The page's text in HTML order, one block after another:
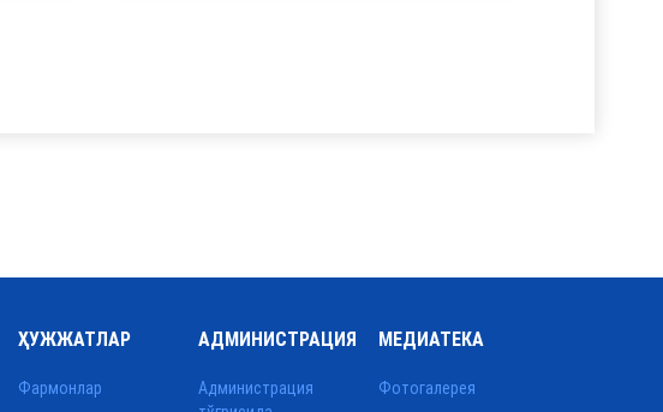
ҲУЖЖАТЛАР
Фармонлар
АДМИНИСТРАЦИЯ
Администрация
МЕДИАТЕКА
Фотогалерея